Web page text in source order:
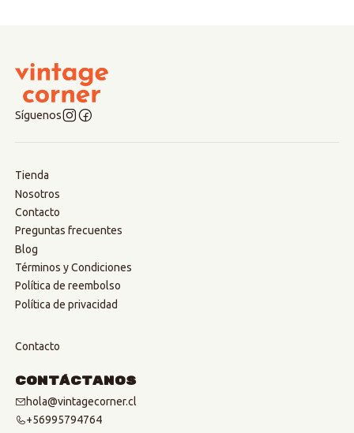
Síguenos
Tienda
Nosotros
Contacto
Preguntas frecuentes
Blog
Términos y Condiciones
Política de reembolso
Política de privacidad
Contacto
Contáctanos
hola@vintagecorner.cl
+56995794764